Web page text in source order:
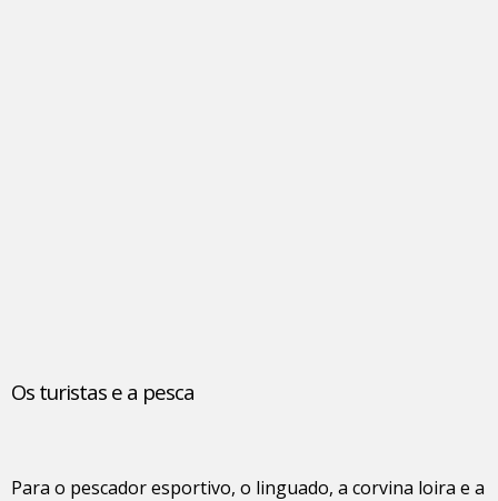
Os turistas e a pesca
Para o pescador esportivo, o linguado, a corvina loira e a